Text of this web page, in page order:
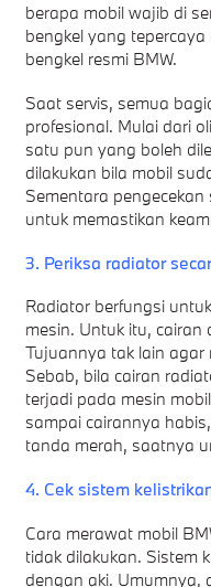
berapa mobil wajib di
bengkel yang
bengkel resmi BMW.
Saat servis, semua
profesional. Mulai dari
satu pun yang boleh
dilakukan bila mobil
Sementara
untuk memastikan
3. Periksa radiator
Radiator berfungsi
mesin. Untuk itu,
Tujuannya tak lain agar
Sebab, bila cairan
terjadi pada mesin
sampai cairannya
tanda merah, saatnya
4. Cek sistem
Cara merawat mobil
tidak dilakukan. Sistem
dengan aki. Umumnya,